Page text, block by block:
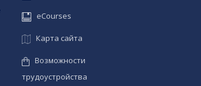
eCourses
Карта сайта
Возможности
трудоустройства